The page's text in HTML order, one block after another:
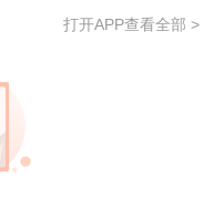
做题库里相对应的典
题并不都是及时的
一遍。
反复看讲义及做
打开APP查看全部 >
编的记忆口诀也很助